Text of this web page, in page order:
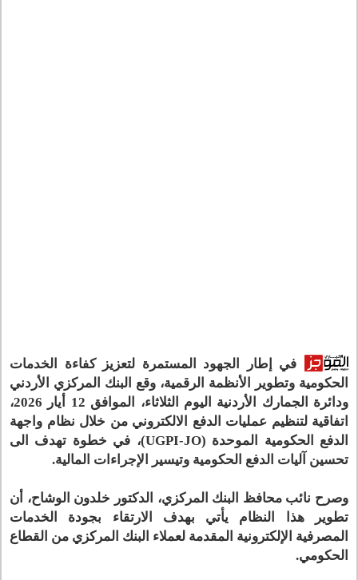
في إطار الجهود المستمرة لتعزيز كفاءة الخدمات
الحكومية وتطوير الأنظمة الرقمية، وقع البنك المركزي الأردني
ودائرة الجمارك الأردنية اليوم الثلاثاء، الموافق 12 أيار 2026،
اتفاقية لتنظيم عمليات الدفع الالكتروني من خلال نظام واجهة
الدفع الحكومية الموحدة (UGPI-JO)، في خطوة تهدف الى
تحسين آليات الدفع الحكومية وتيسير الإجراءات المالية.
وصرح نائب محافظ البنك المركزي، الدكتور خلدون الوشاح، أن
تطوير هذا النظام يأتي بهدف الارتقاء بجودة الخدمات
المصرفية الإلكترونية المقدمة لعملاء البنك المركزي من القطاع
الحكومي.